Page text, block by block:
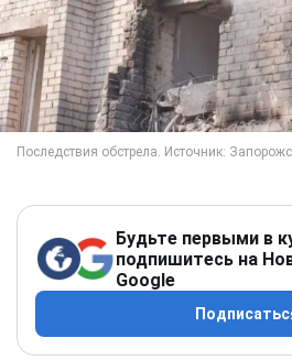
Будьте первыми в
подпишитесь на
Google